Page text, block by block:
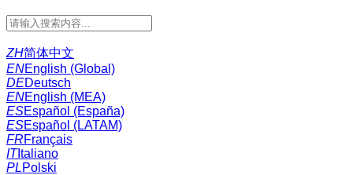
ZH简体中文
ENEnglish (Global)
DEDeutsch
ENEnglish (MEA)
ESEspañol (España)
ESEspañol (LATAM)
FRFrançais
ITItaliano
PLPolski